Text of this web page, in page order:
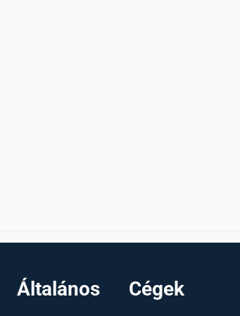
Általános Cégek